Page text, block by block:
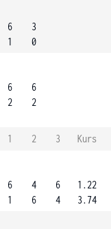
6
1
3
0
6
2
6
2
1 2 3
Kurs
6
1
4
6
6
4
1.22
3.74